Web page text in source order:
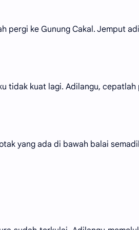
pergi ke Gunung Cakal. Jemput
tidak kuat lagi. Adilangu,
yang ada di bawah balai